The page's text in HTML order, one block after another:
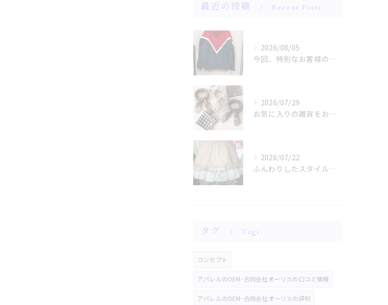
最近の投稿 Recent Posts
2026/08/05
今回、特別なお客様のためにファッションショー用のサンプルを手...
2026/07/29
お気に入りの雑貨をお探しですか？
2026/07/22
ふんわりしたスタイルに魅了されませんか？
タグ Tags
コンセプト
アパレルのOEM･合同会社オーリスの口コミ情報
アパレルのOEM･合同会社オーリスの評判